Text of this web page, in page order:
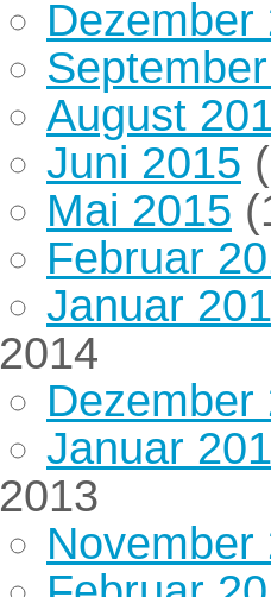
Dezember
August
Juni 2015
Mai 2015
Februar
Januar
2014
Dezember
Januar
2013
November